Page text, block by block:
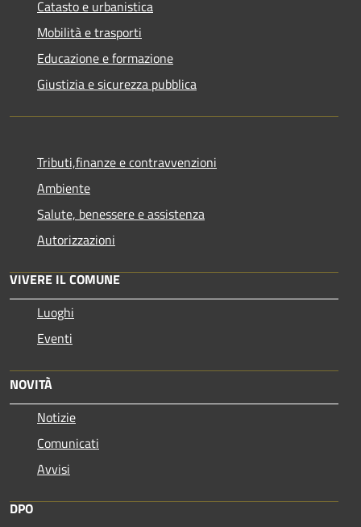
Catasto e urbanistica
Mobilità e trasporti
Educazione e formazione
Giustizia e sicurezza pubblica
Tributi,finanze e contravvenzioni
Ambiente
Salute, benessere e assistenza
Autorizzazioni
VIVERE IL COMUNE
Luoghi
Eventi
NOVITÀ
Notizie
Comunicati
Avvisi
DPO